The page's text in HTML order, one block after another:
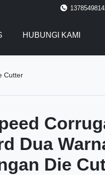
HUBUNGI KAMI
Cutter
Dua
Die